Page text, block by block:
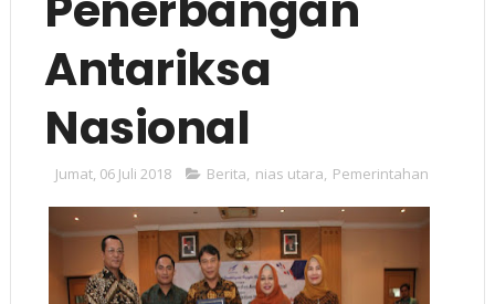
Antariksa
Nasional
Jumat, 06 Juli 2018 Berita, nias utara, Pemerintahan